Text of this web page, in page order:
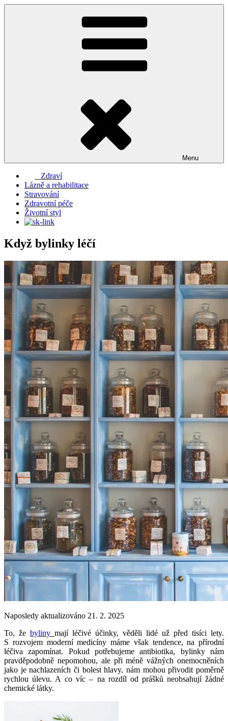
Přejít
Menu
Zdraví
Lázně a rehabilitace
Stravování
Zdravotní péče
Životní styl
Když bylinky léčí
Naposledy aktualizováno 21. 2. 2025
To, že byliny mají léčivé účinky, věděli lidé už před tisíci lety.
S rozvojem moderní medicíny máme však tendence, na přírodní
léčiva zapomínat. Pokud potřebujeme antibiotika, bylinky nám
pravděpodobně nepomohou, ale při méně vážných onemocněních
jako je nachlazeních či bolest hlavy, nám mohou přivodit poměrně
rychlou úlevu. A co víc – na rozdíl od prášků neobsahují žádné
chemické látky.